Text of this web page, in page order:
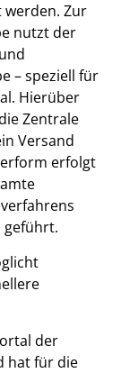
werden. Zur
nutzt der
– speziell für
Hierüber
Zentrale
Versand
erfolgt
geführt.
der
hat für die